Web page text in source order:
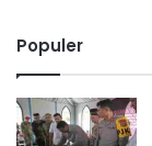
Populer